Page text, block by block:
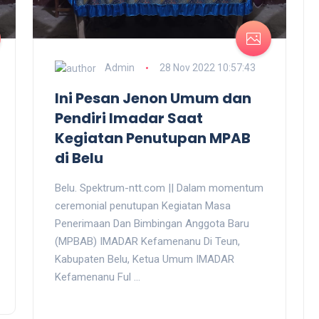
Admin 28 Nov 2022 10:57:43
Ini Pesan Jenon Umum dan
Pendiri Imadar Saat
Kegiatan Penutupan MPAB
di Belu
Belu. Spektrum-ntt.com || Dalam momentum
ceremonial penutupan Kegiatan Masa
Penerimaan Dan Bimbingan Anggota Baru
(MPBAB) IMADAR Kefamenanu Di Teun,
Kabupaten Belu, Ketua Umum IMADAR
Kefamenanu Ful ...